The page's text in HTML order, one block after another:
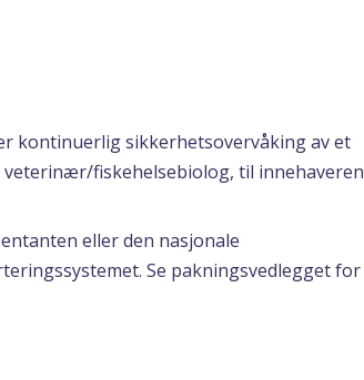
kontinuerlig sikkerhetsovervåking av et
fiskehelsebiolog, til innehaveren
eller den nasjonale
Se pakningsvedlegget for